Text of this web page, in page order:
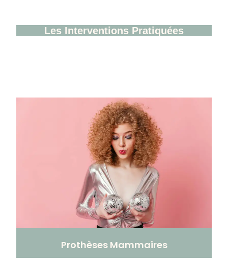
Les Interventions Pratiquées
Prothèses Mammaires